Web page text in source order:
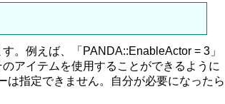
。例えば、「PANDA::EnableActor = 3」
アイテムを使用することができるように
は指定できません。自分が必要になったら